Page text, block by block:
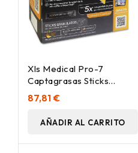
Xls Medical Pro-7
Captagrasas Sticks
Granulados 90 U
87,81 €
AÑADIR AL CARRITO